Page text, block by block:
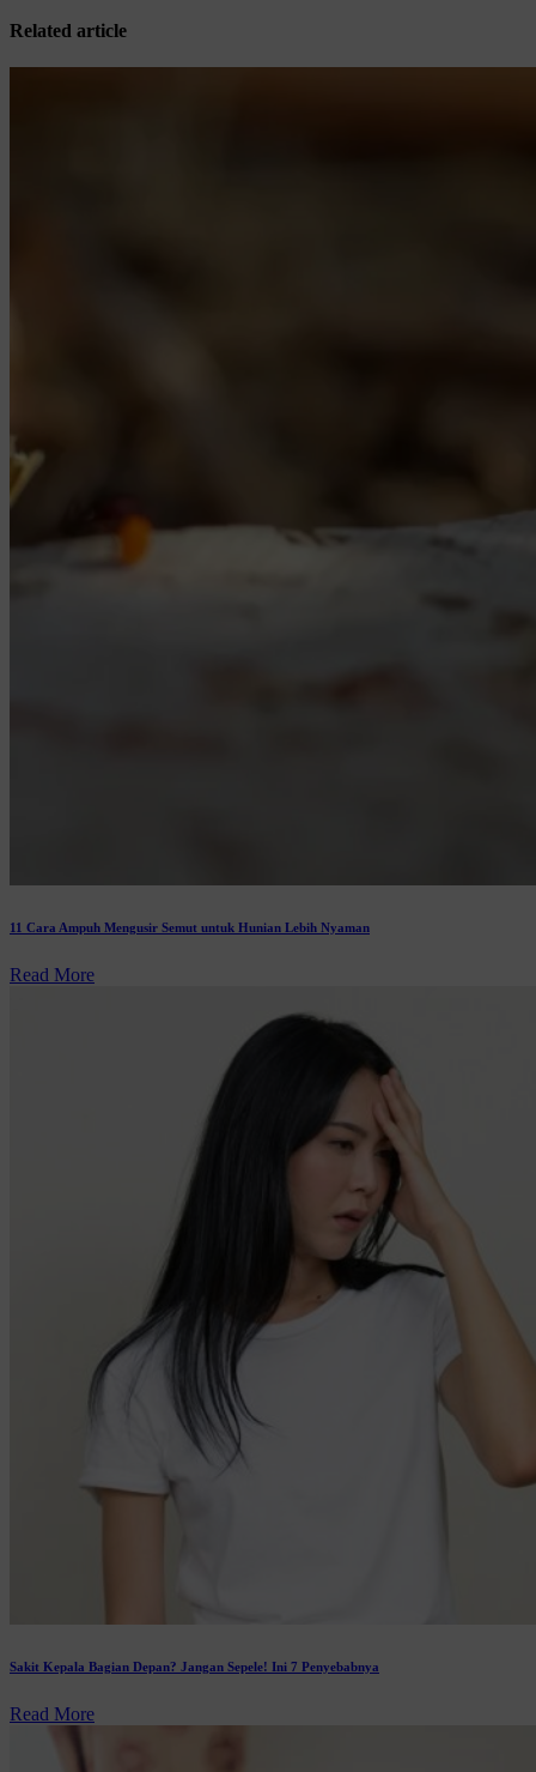
Related article
11 Cara Ampuh Mengusir Semut untuk Hunian Lebih Nyaman
Read More
Sakit Kepala Bagian Depan? Jangan Sepele! Ini 7 Penyebabnya
Read More